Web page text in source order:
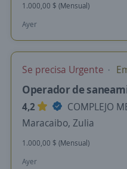
1.000,00 $ (Mensual)
Ayer
Se precisa Urgente
Operador de
4,2
COMPLEJO
Maracaibo, Zulia
1.000,00 $ (Mensual)
Ayer